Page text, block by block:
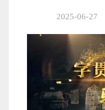
2025-06-27